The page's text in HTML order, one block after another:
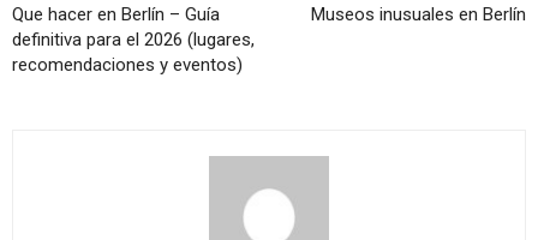
Que hacer en Berlín – Guía
definitiva para el 2026 (lugares,
recomendaciones y eventos)
Museos inusuales en Berlín